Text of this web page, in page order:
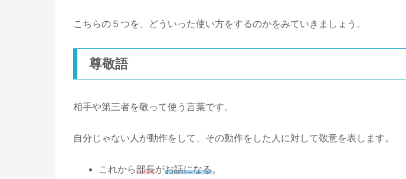
こちらの５つを、どういった使い方をするのかをみていきましょう。
尊敬語
相手や第三者を敬って使う言葉です。
自分じゃない人が動作をして、その動作をした人に対して敬意を表します。
これから部長がお話になる。